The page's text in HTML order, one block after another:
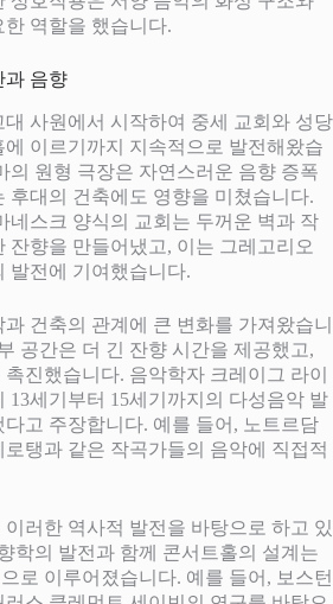
역할을 했습니다.
과 음향
사원에서 시작하여 중세 교회와 성당
이르기까지 지속적으로 발전해왔습
의 원형 극장은 자연스러운 음향 증폭
후대의 건축에도 영향을 미쳤습니다.
네스크 양식의 교회는 두꺼운 벽과 작
잔향을 만들어냈고, 이는 그레고리오
발전에 기여했습니다.
건축의 관계에 큰 변화를 가져왔습니
공간은 더 긴 잔향 시간을 제공했고,
진했습니다. 음악학자 크레이그 라이
13세기부터 15세기까지의 다성음악 발
고 주장합니다. 예를 들어, 노트르담
탱과 같은 작곡가들의 음악에 직접적
러한 역사적 발전을 바탕으로 하고 있
학의 발전과 함께 콘서트홀의 설계는
로 이루어졌습니다. 예를 들어, 보스턴